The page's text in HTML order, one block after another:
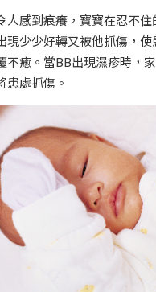
人感到痕癢，寶寶在忍不
現少少好轉又被他抓傷，
不癒。當BB出現濕疹時，
患處抓傷。